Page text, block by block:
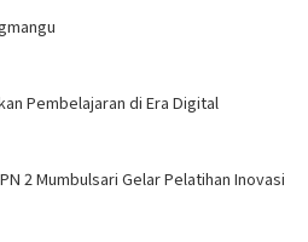
Pembelajaran di Era Digital
2 Mumbulsari Gelar Pelatihan Inovasi